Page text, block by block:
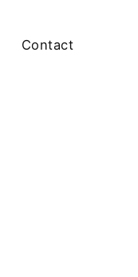
Contact